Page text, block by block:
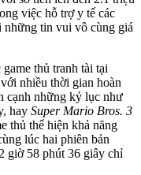
việc hỗ trợ y tế các
những tin vui vô cùng giá
thủ tranh tài tại
nhiều thời gian hoàn
cạnh những kỷ lục như
hay Super Mario Bros. 3
thủ thể hiện khả năng
lúc hai phiên bản
giờ 58 phút 36 giây chỉ